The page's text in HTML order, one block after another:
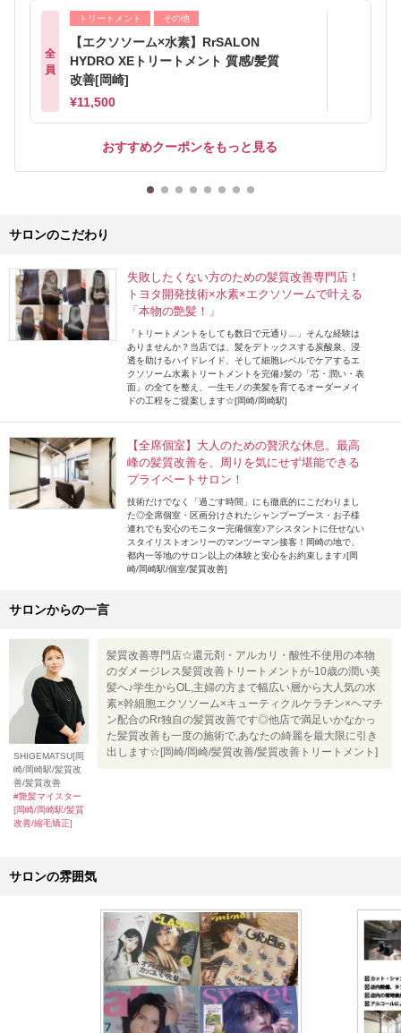
全
員
トリートメント その他
【エクソソーム×水素】RrSALON
HYDRO XEトリートメント 質感/髪質
改善[岡崎]
¥11,500
おすすめクーポンをもっと見る
サロンのこだわり
失敗したくない方のための髪質改善専門店！
トヨタ開発技術×水素×エクソソームで叶える
「本物の艶髪！」
「トリートメントをしても数日で元通り…」そんな経験は
ありませんか？当店では、髪をデトックスする炭酸泉、浸
透を助けるハイドレイド、そして細胞レベルでケアするエ
クソソーム水素トリートメントを完備♪髪の「芯・潤い・表
面」の全てを整え、一生モノの美髪を育てるオーダーメイ
ドの工程をご提案します☆[岡崎/岡崎駅]
【全席個室】大人のための贅沢な休息。最高
峰の髪質改善を、周りを気にせず堪能できる
プライベートサロン！
技術だけでなく「過ごす時間」にも徹底的にこだわりまし
た◎全席個室・区画分けされたシャンプーブース・お子様
連れでも安心のモニター完備個室♪アシスタントに任せない
スタイリストオンリーのマンツーマン接客！岡崎の地で、
都内一等地のサロン以上の体験と安心をお約束します♪[岡
崎/岡崎駅/個室/髪質改善]
サロンからの一言
SHIGEMATSU[岡
崎/岡崎駅/髪質改
善/髪質改善
#艶髪マイスター
[岡崎/岡崎駅/髪質
改善/縮毛矯正]
髪質改善専門店☆還元剤・アルカリ・酸性不使用の本物
のダメージレス髪質改善トリートメントが-10歳の潤い美
髪へ♪学生からOL,主婦の方まで幅広い層から大人気の水
素×幹細胞エクソソーム×キューティクルケラチン×ヘマチ
ン配合のRr独自の髪質改善です◎他店で満足いかなかっ
た髪質改善も一度の施術で,あなたの綺麗を最大限に引き
出します☆[岡崎/岡崎/髪質改善/髪質改善トリートメント]
サロンの雰囲気